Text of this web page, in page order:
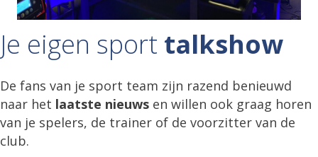
Je eigen sport talkshow
De fans van je sport team zijn razend benieuwd
naar het laatste nieuws en willen ook graag horen
van je spelers, de trainer of de voorzitter van de
club.